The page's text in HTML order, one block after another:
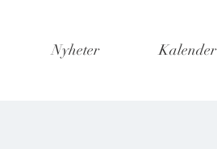
Nyheter Kalender